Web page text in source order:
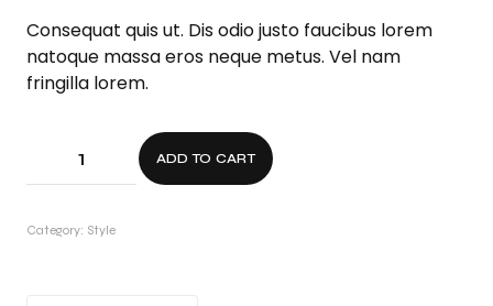
Consequat quis ut. Dis odio justo faucibus lorem
natoque massa eros neque metus. Vel nam
fringilla lorem.
ADD TO CART
Category: Style